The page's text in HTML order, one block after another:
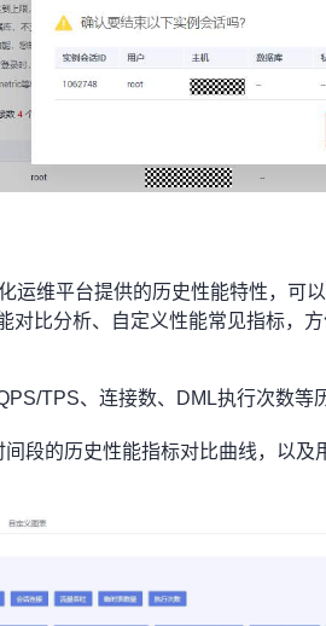
运维平台提供的历史性能特性，可
对比分析、自定义性能常见指标，
TPS、连接数、DML执行次数等
间段的历史性能指标对比曲线，以